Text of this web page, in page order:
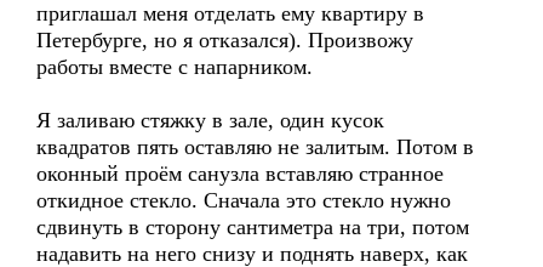
приглашал меня отделать ему квартиру в
Петербурге, но я отказался). Произвожу
работы вместе с напарником.
Я заливаю стяжку в зале, один кусок
квадратов пять оставляю не залитым. Потом в
оконный проём санузла вставляю странное
откидное стекло. Сначала это стекло нужно
сдвинуть в сторону сантиметра на три, потом
надавить на него снизу и поднять наверх, как